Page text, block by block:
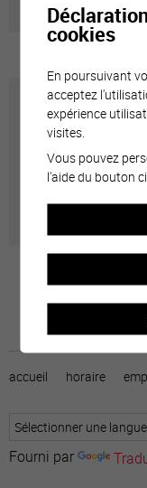
Carte
Géolocalisation
accueil horaire
Fourni par
cookies
En poursuivant
acceptez
expérience
visites.
Vous pouvez
l'aide du bouton